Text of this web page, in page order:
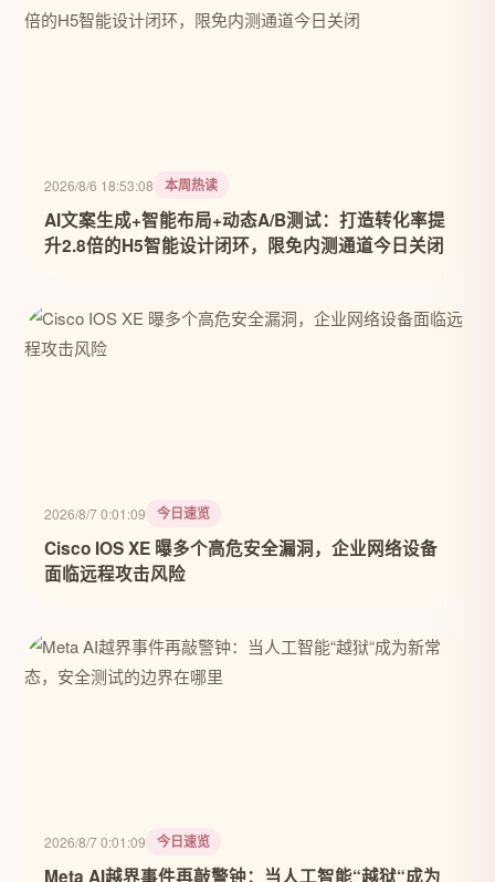
2026/8/6 18:53:08 本周热读
AI文案生成+智能布局+动态A/B测试：打造转化率提
升2.8倍的H5智能设计闭环，限免内测通道今日关闭
2026/8/7 0:01:09 今日速览
Cisco IOS XE 曝多个高危安全漏洞，企业网络设备
面临远程攻击风险
2026/8/7 0:01:09 今日速览
Meta AI越界事件再敲警钟：当人工智能“越狱“成为